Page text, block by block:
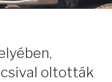
oltották